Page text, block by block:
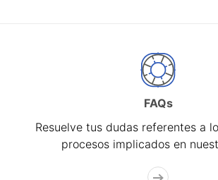
FAQs
Resuelve tus dudas referentes a
procesos implicados en